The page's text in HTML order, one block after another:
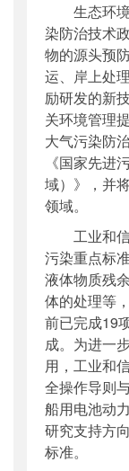
生态环
染防治技术
物的源头预
运、岸上处
励研发的新
关环境管理
大气污染防
《国家先进
域）》，并
领域。
工业和
污染重点标
液体物质残
体的处理等
前已完成19
成。为进一
用，工业和
全操作导则
船用电池动
研究支持方
标准。